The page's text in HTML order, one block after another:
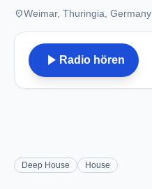
placeWeimar, Thuringia, Germany
play_arrow Radio hören
Deep House House